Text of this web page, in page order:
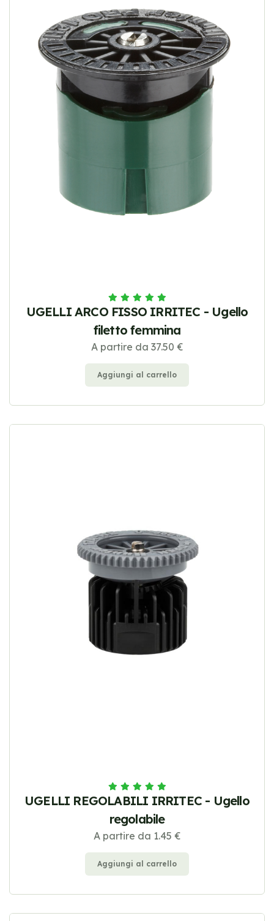
UGELLI ARCO FISSO IRRITEC - Ugello
filetto femmina
A partire da 37.50 €
Aggiungi al carrello
UGELLI REGOLABILI IRRITEC - Ugello
regolabile
A partire da 1.45 €
Aggiungi al carrello